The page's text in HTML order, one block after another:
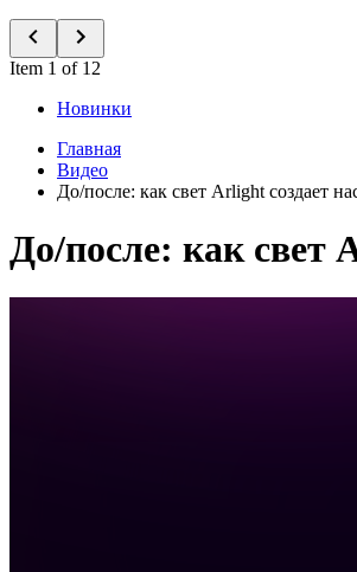
Item 1 of 12
Новинки
Главная
Видео
До/после: как свет Arlight создает
До/после: как свет